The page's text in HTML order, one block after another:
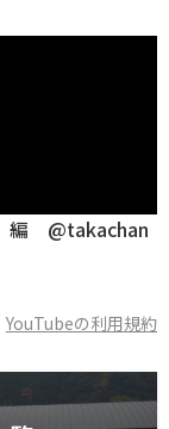
@takachan
YouTubeの利用規約